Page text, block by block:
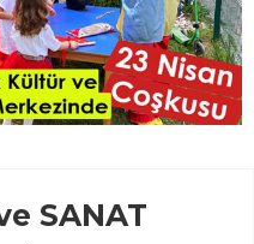
SANAT